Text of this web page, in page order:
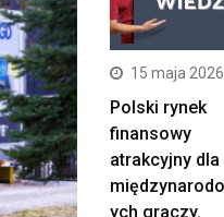
15 maja 2026
Polski rynek
finansowy
atrakcyjny dla
ych graczy.